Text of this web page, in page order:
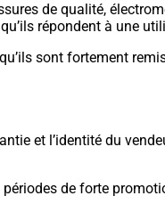
de qualité,
répondent à une
sont fortement
et l’identité du
de forte